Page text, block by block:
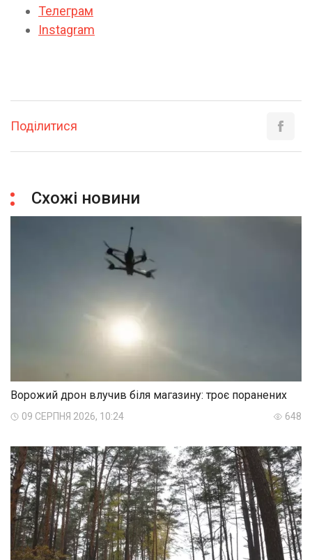
Телеграм
Instagram
Поділитися
Схожі новини
Ворожий дрон влучив біля магазину: троє поранених
09 СЕРПНЯ 2026, 10:24 648